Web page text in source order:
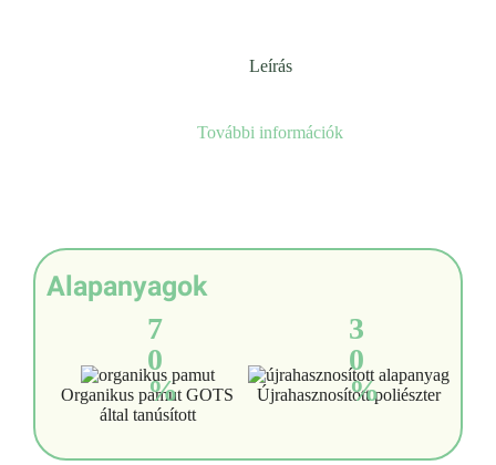
Leírás
További információk
Alapanyagok
7
0
%
Organikus pamut GOTS
által tanúsított
3
0
%
Újrahasznosított poliészter